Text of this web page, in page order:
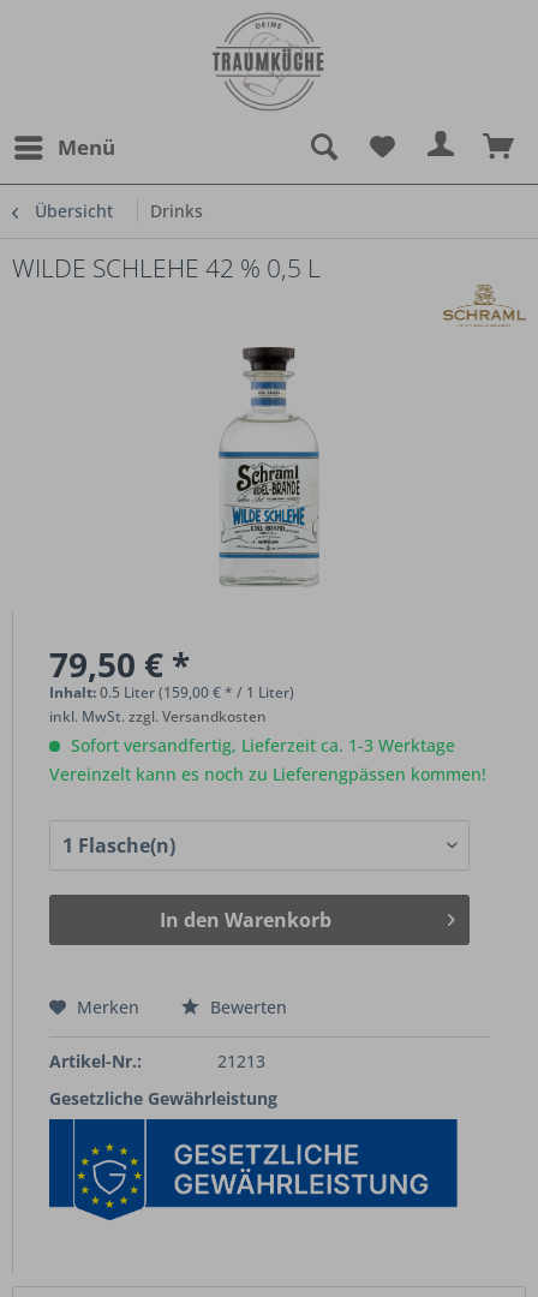
Menü
Übersicht Drinks
WILDE SCHLEHE 42 % 0,5 L
79,50 € *
Inhalt:0.5 Liter (159,00 € * / 1 Liter)
inkl. MwSt.zzgl. Versandkosten
Sofort versandfertig, Lieferzeit ca. 1-3 Werktage
Vereinzelt kann es noch zu Lieferengpässen kommen!
In den Warenkorb
Merken Bewerten
Artikel-Nr.:
21213
Gesetzliche Gewährleistung